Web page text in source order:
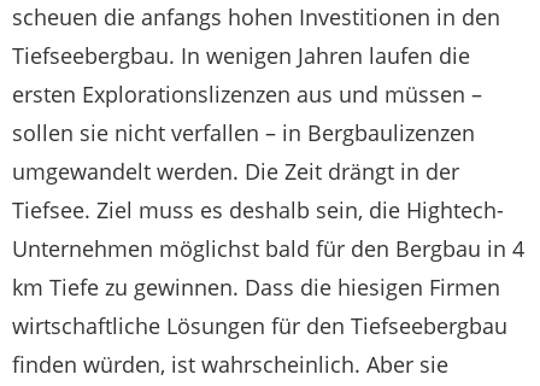
scheuen die anfangs hohen Investitionen in den
Tiefseebergbau. In wenigen Jahren laufen die
ersten Explorationslizenzen aus und müssen –
sollen sie nicht verfallen – in Bergbaulizenzen
umgewandelt werden. Die Zeit drängt in der
Tiefsee. Ziel muss es deshalb sein, die Hightech-
Unternehmen möglichst bald für den Bergbau in 4
km Tiefe zu gewinnen. Dass die hiesigen Firmen
wirtschaftliche Lösungen für den Tiefseebergbau
finden würden, ist wahrscheinlich. Aber sie